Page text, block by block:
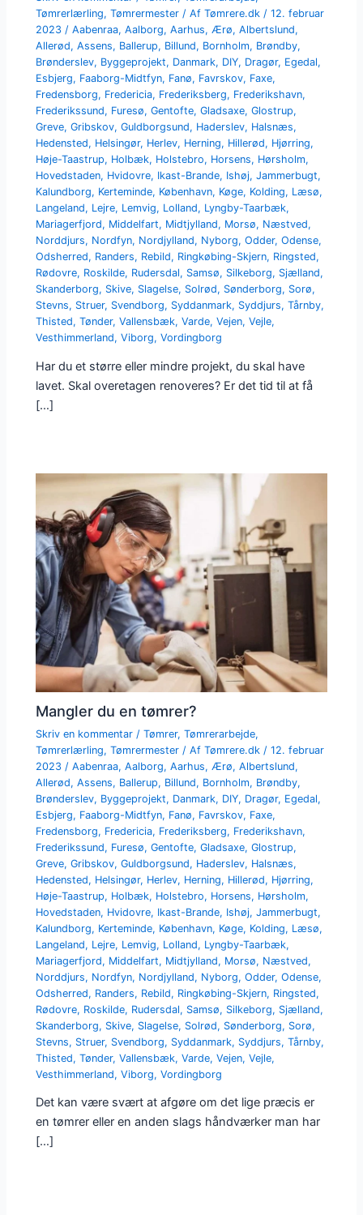
Tømrerlærling,Tømrermester / AfTømrere.dk/12. februar
2023/Aabenraa,Aalborg,Aarhus,Ærø,Albertslund,
Allerød,Assens, Ballerup, Billund, Bornholm, Brøndby,
Brønderslev, Byggeprojekt, Danmark, DIY, Dragør, Egedal,
Esbjerg, Faaborg-Midtfyn, Fanø, Favrskov, Faxe,
Fredensborg, Fredericia, Frederiksberg, Frederikshavn,
Frederikssund, Furesø,Gentofte,Gladsaxe,Glostrup,
Greve,Gribskov,Guldborgsund, Haderslev, Halsnæs,
Hedensted, Helsingør, Herlev, Herning, Hillerød, Hjørring,
Høje-Taastrup, Holbæk, Holstebro, Horsens, Hørsholm,
Hovedstaden, Hvidovre, Ikast-Brande, Ishøj,Jammerbugt,
Kalundborg, Kerteminde, København, Køge, Kolding, Læsø,
Langeland, Lejre, Lemvig, Lolland, Lyngby-Taarbæk,
Mariagerfjord, Middelfart, Midtjylland, Morsø, Næstved,
Norddjurs, Nordfyn, Nordjylland, Nyborg,Odder,Odense,
Odsherred, Randers, Rebild, Ringkøbing-Skjern, Ringsted,
Rødovre, Roskilde, Rudersdal, Samsø, Silkeborg, Sjælland,
Skanderborg, Skive, Slagelse, Solrød, Sønderborg, Sorø,
Stevns, Struer, Svendborg, Syddanmark, Syddjurs,Tårnby,
Thisted,Tønder,Vallensbæk,Varde,Vejen,Vejle,
Vesthimmerland,Viborg,Vordingborg
Har du et større eller mindre projekt, du skal have
lavet. Skal overetagen renoveres? Er det tid til at få
[…]
Mangler du en tømrer?
Skriv en kommentar /Tømrer,Tømrerarbejde,
Tømrerlærling,Tømrermester / AfTømrere.dk /12. februar
2023 /Aabenraa,Aalborg,Aarhus, Ærø,Albertslund,
Allerød,Assens, Ballerup, Billund, Bornholm, Brøndby,
Brønderslev, Byggeprojekt, Danmark, DIY, Dragør, Egedal,
Esbjerg, Faaborg-Midtfyn, Fanø, Favrskov, Faxe,
Fredensborg, Fredericia, Frederiksberg, Frederikshavn,
Frederikssund, Furesø,Gentofte,Gladsaxe,Glostrup,
Greve,Gribskov,Guldborgsund, Haderslev, Halsnæs,
Hedensted, Helsingør, Herlev, Herning, Hillerød, Hjørring,
Høje-Taastrup, Holbæk, Holstebro, Horsens, Hørsholm,
Hovedstaden, Hvidovre, Ikast-Brande, Ishøj,Jammerbugt,
Kalundborg, Kerteminde, København, Køge, Kolding, Læsø,
Langeland, Lejre, Lemvig, Lolland, Lyngby-Taarbæk,
Mariagerfjord, Middelfart, Midtjylland, Morsø, Næstved,
Norddjurs, Nordfyn, Nordjylland, Nyborg,Odder,Odense,
Odsherred, Randers, Rebild, Ringkøbing-Skjern, Ringsted,
Rødovre, Roskilde, Rudersdal, Samsø, Silkeborg, Sjælland,
Skanderborg, Skive, Slagelse, Solrød, Sønderborg, Sorø,
Stevns, Struer, Svendborg, Syddanmark, Syddjurs,Tårnby,
Thisted,Tønder,Vallensbæk,Varde,Vejen,Vejle,
Vesthimmerland,Viborg,Vordingborg
Det kan være svært at afgøre om det lige præcis er
en tømrer eller en anden slags håndværker man har
[…]